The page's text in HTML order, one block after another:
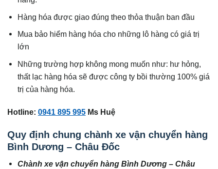
Hàng hóa được giao đúng theo thỏa thuận ban đầu
Mua bảo hiểm hàng hóa cho những lô hàng có giá trị
lớn
Những trường hợp không mong muốn như: hư hỏng,
thất lạc hàng hóa sẽ được công ty bồi thường 100% giá
trị của hàng hóa.
Hotline: 0941 895 995 Ms Huệ
Quy định chung chành xe vận chuyển hàng
Bình Dương – Châu Đốc
Chành xe vận chuyển hàng Bình Dương – Châu